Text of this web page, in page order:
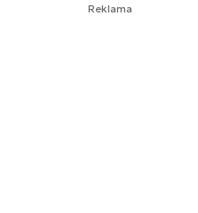
Reklama